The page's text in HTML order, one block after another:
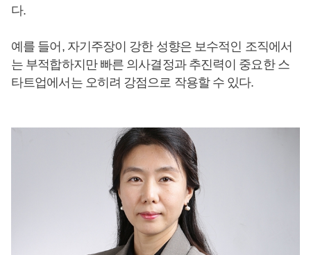
다.
예를 들어, 자기주장이 강한 성향은 보수적인 조직에서
는 부적합하지만 빠른 의사결정과 추진력이 중요한 스
타트업에서는 오히려 강점으로 작용할 수 있다.